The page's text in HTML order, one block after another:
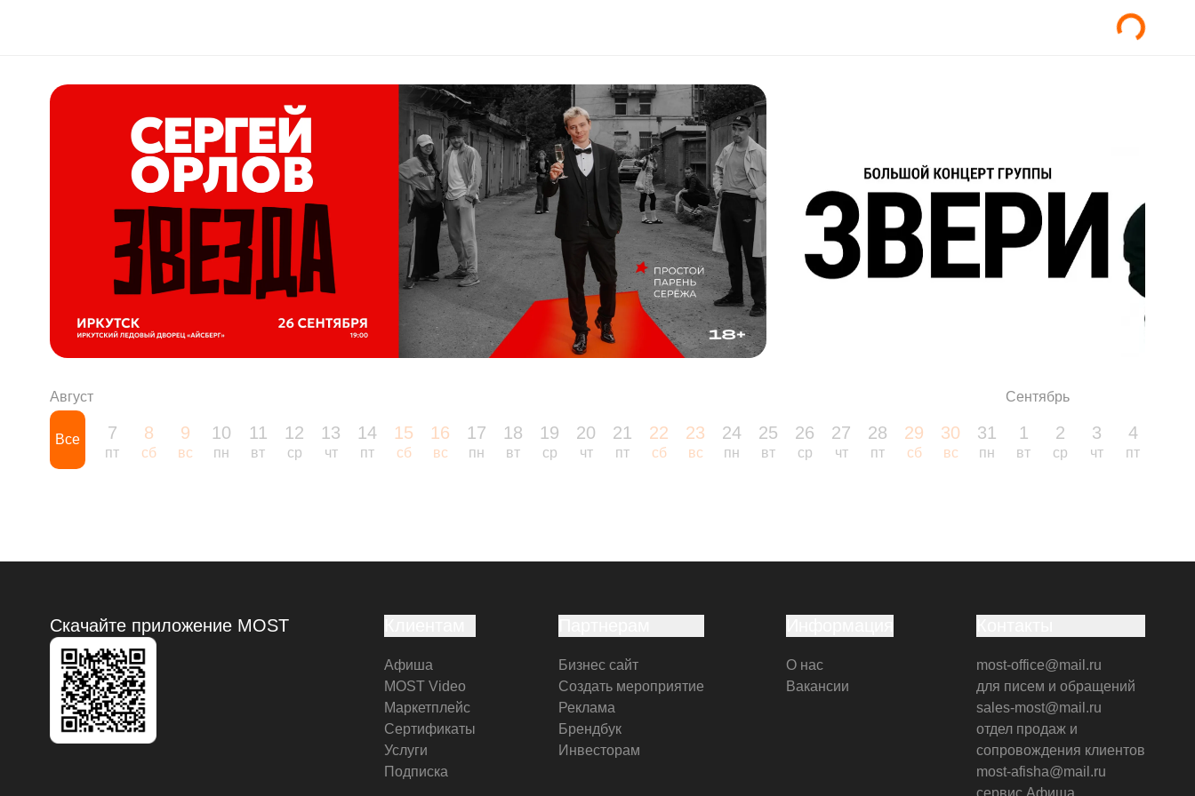
Все
Август
7
пт
8
сб
9
вс
10
пн
11
вт
12
ср
13
чт
14
пт
15
сб
16
вс
17
пн
18
вт
19
ср
20
чт
21
пт
22
сб
23
вс
24
пн
25
вт
26
ср
27
чт
28
пт
29
сб
30
вс
31
пн
Сентябрь
1
вт
2
ср
3
чт
4
пт
Скачайте приложение MOST
Афиша
MOST Video
Маркетплейс
Сертификаты
Услуги
Подписка
Бизнес сайт
Создать мероприятие
Реклама
Брендбук
Инвесторам
О нас
Вакансии
most-office@mail.ru
для писем и обращений
sales-most@mail.ru
отдел продаж и
сопровождения клиентов
most-afisha@mail.ru
сервис Афиша